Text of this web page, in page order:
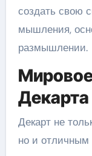
создать свою
мышления,
размышлении.
Декарта
Декарт не
но и отличным